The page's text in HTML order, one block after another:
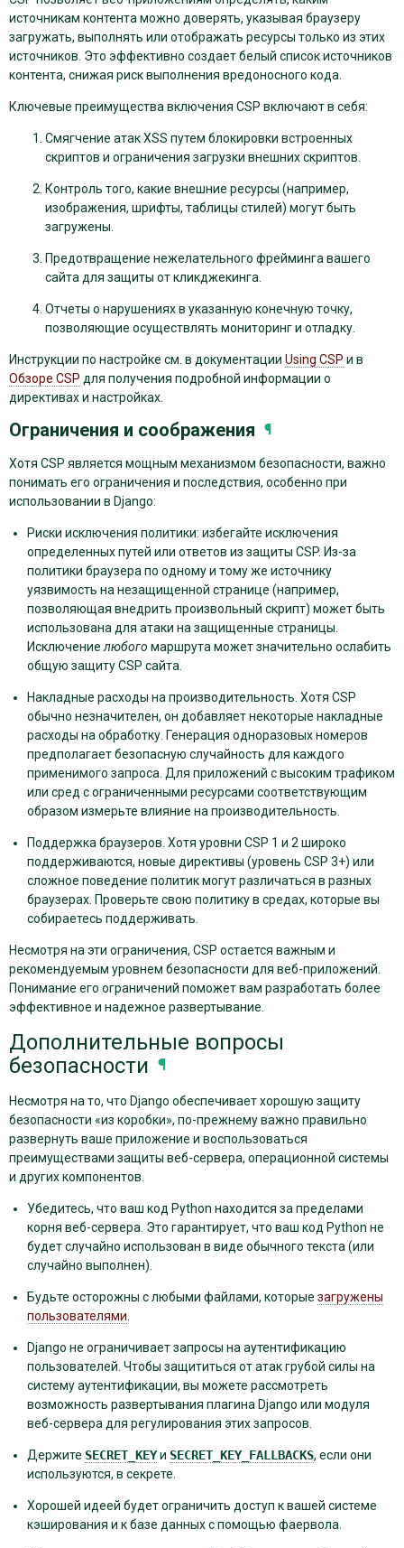
источникам контента можно доверять, указывая браузеру
загружать, выполнять или отображать ресурсы только из этих
источников. Это эффективно создает белый список источников
контента, снижая риск выполнения вредоносного кода.
Ключевые преимущества включения CSP включают в себя:
Смягчение атак XSS путем блокировки встроенных
скриптов и ограничения загрузки внешних скриптов.
Контроль того, какие внешние ресурсы (например,
изображения, шрифты, таблицы стилей) могут быть
загружены.
Предотвращение нежелательного фрейминга вашего
сайта для защиты от кликджекинга.
Отчеты о нарушениях в указанную конечную точку,
позволяющие осуществлять мониторинг и отладку.
Инструкции по настройке см. в документации Using CSP и в
Обзоре CSP для получения подробной информации о
директивах и настройках.
Ограничения и соображения ¶
Хотя CSP является мощным механизмом безопасности, важно
понимать его ограничения и последствия, особенно при
использовании в Django:
Риски исключения политики: избегайте исключения
определенных путей или ответов из защиты CSP. Из-за
политики браузера по одному и тому же источнику
уязвимость на незащищенной странице (например,
позволяющая внедрить произвольный скрипт) может быть
использована для атаки на защищенные страницы.
Исключениелюбого маршрута может значительно ослабить
общую защиту CSP сайта.
Накладные расходы на производительность. Хотя CSP
обычно незначителен, он добавляет некоторые накладные
расходы на обработку. Генерация одноразовых номеров
предполагает безопасную случайность для каждого
применимого запроса. Для приложений с высоким трафиком
или сред с ограниченными ресурсами соответствующим
образом измерьте влияние на производительность.
Поддержка браузеров. Хотя уровни CSP 1 и 2 широко
поддерживаются, новые директивы (уровень CSP 3+) или
сложное поведение политик могут различаться в разных
браузерах. Проверьте свою политику в средах, которые вы
собираетесь поддерживать.
Несмотря на эти ограничения, CSP остается важным и
рекомендуемым уровнем безопасности для веб-приложений.
Понимание его ограничений поможет вам разработать более
эффективное и надежное развертывание.
Дополнительные вопросы
безопасности ¶
Несмотря на то, что Django обеспечивает хорошую защиту
безопасности «из коробки», по-прежнему важно правильно
развернуть ваше приложение и воспользоваться
преимуществами защиты веб-сервера, операционной системы
и других компонентов.
Убедитесь, что ваш код Python находится за пределами
корня веб-сервера. Это гарантирует, что ваш код Python не
будет случайно использован в виде обычного текста (или
случайно выполнен).
Будьте осторожны с любыми файлами, которые загружены
пользователями.
Django не ограничивает запросы на аутентификацию
пользователей. Чтобы защититься от атак грубой силы на
систему аутентификации, вы можете рассмотреть
возможность развертывания плагина Django или модуля
веб-сервера для регулирования этих запросов.
Держите SECRET_KEYи SECRET_KEY_FALLBACKS, если они
используются, в секрете.
Хорошей идеей будет ограничить доступ к вашей системе
кэширования и к базе данных с помощью фаервола.